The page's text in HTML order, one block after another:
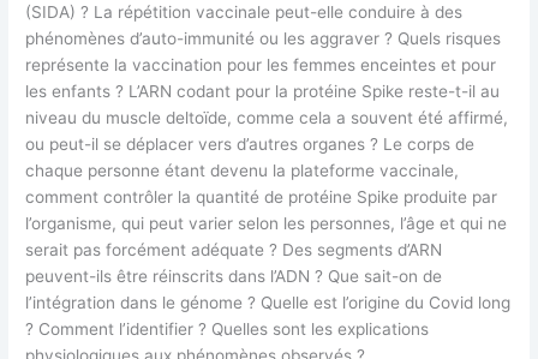
(SIDA) ? La répétition vaccinale peut-elle conduire à des
phénomènes d’auto-immunité ou les aggraver ? Quels risques
représente la vaccination pour les femmes enceintes et pour
les enfants ? L’ARN codant pour la protéine Spike reste-t-il au
niveau du muscle deltoïde, comme cela a souvent été affirmé,
ou peut-il se déplacer vers d’autres organes ? Le corps de
chaque personne étant devenu la plateforme vaccinale,
comment contrôler la quantité de protéine Spike produite par
l’organisme, qui peut varier selon les personnes, l’âge et qui ne
serait pas forcément adéquate ? Des segments d’ARN
peuvent-ils être réinscrits dans l’ADN ? Que sait-on de
l’intégration dans le génome ? Quelle est l’origine du Covid long
? Comment l’identifier ? Quelles sont les explications